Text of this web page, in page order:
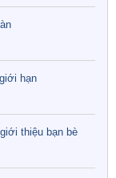
hạn
thiệu bạn bè